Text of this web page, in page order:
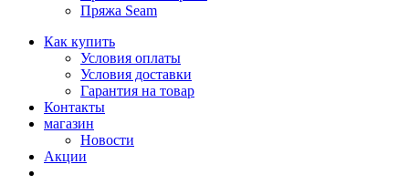
Пряжа Seam
Как купить
Условия оплаты
Условия доставки
Гарантия на товар
Контакты
магазин
Новости
Акции